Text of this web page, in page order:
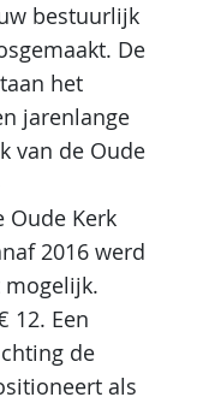
bestuurlijk
De
het
jarenlange
van de Oude
Oude Kerk
2016 werd
mogelijk.
12. Een
de
als